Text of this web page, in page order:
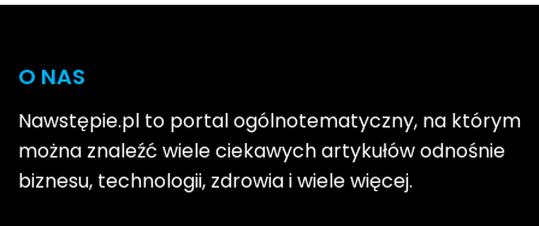
O NAS
Nawstępie.pl to portal ogólnotematyczny, na którym
można znaleźć wiele ciekawych artykułów odnośnie
biznesu, technologii, zdrowia i wiele więcej.